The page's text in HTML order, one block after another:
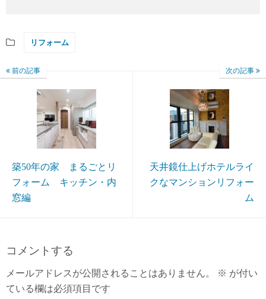
リフォーム
前の記事
築50年の家 まるごとリ
フォーム キッチン・内
窓編
次の記事
天井鏡仕上げホテルライ
クなマンションリフォー
ム
コメントする
メールアドレスが公開されることはありません。 ※ が付い
ている欄は必須項目です